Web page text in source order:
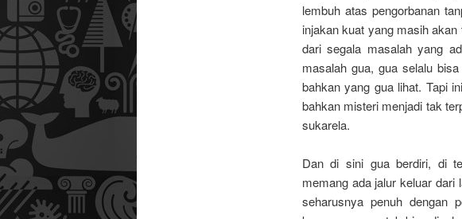
lembuh atas pengorbanan
injakan kuat yang masih
dari segala masalah yang
masalah gua, gua selalu
bahkan yang gua lihat. Tapi
bahkan misteri menjadi tak
sukarela.
Dan di sini gua berdiri, di
memang ada jalur keluar dari
seharusnya penuh dengan